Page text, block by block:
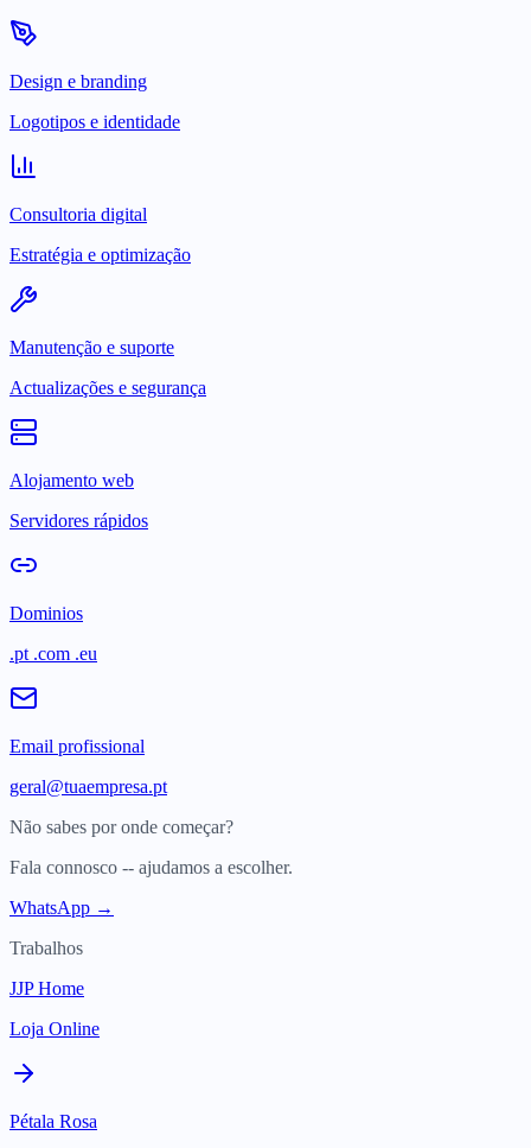
Design e branding
Logotipos e identidade
Consultoria digital
Estratégia e optimização
Manutenção e suporte
Actualizações e segurança
Alojamento web
Servidores rápidos
Dominios
.pt .com .eu
Email profissional
geral@tuaempresa.pt
Não sabes por onde começar?
Fala connosco -- ajudamos a escolher.
WhatsApp →
Trabalhos
JJP Home
Loja Online
Pétala Rosa